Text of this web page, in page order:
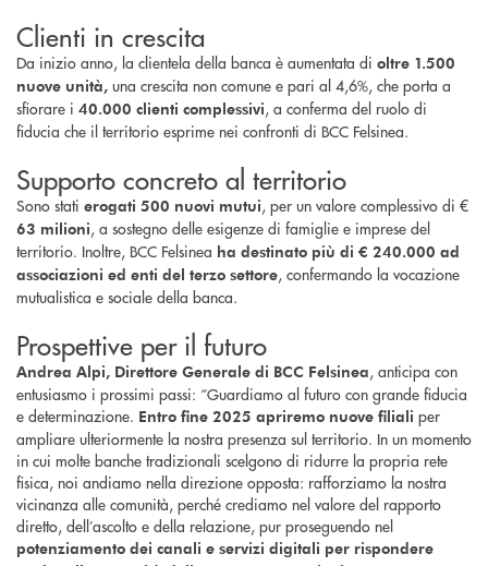
Clienti in crescita
Da inizio anno, la clientela della banca è aumentata di oltre 1.500
nuove unità, una crescita non comune e pari al 4,6%, che porta a
sfiorare i 40.000 clienti complessivi, a conferma del ruolo di
fiducia che il territorio esprime nei confronti di BCC Felsinea.
Supporto concreto al territorio
Sono stati erogati 500 nuovi mutui, per un valore complessivo di €
63 milioni, a sostegno delle esigenze di famiglie e imprese del
territorio. Inoltre, BCC Felsinea ha destinato più di € 240.000 ad
associazioni ed enti del terzo settore, confermando la vocazione
mutualistica e sociale della banca.
Prospettive per il futuro
Andrea Alpi, Direttore Generale di BCC Felsinea, anticipa con
entusiasmo i prossimi passi: “Guardiamo al futuro con grande fiducia
e determinazione. Entro fine 2025 apriremo nuove filiali per
ampliare ulteriormente la nostra presenza sul territorio. In un momento
in cui molte banche tradizionali scelgono di ridurre la propria rete
fisica, noi andiamo nella direzione opposta: rafforziamo la nostra
vicinanza alle comunità, perché crediamo nel valore del rapporto
diretto, dell’ascolto e della relazione, pur proseguendo nel
potenziamento dei canali e servizi digitali per rispondere